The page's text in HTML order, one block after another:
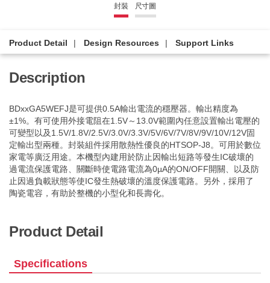
封裝 尺寸圖
Product Detail Design Resources Support Links
Description
BDxxGA5WEFJ是可提供0.5A輸出電流的穩壓器。輸出精度為
±1%。有可使用外接電阻在1.5V～13.0V範圍內任意設置輸出電壓的
可變型以及1.5V/1.8V/2.5V/3.0V/3.3V/5V/6V/7V/8V/9V/10V/12V固
定輸出型兩種。封裝組件採用散熱性優良的HTSOP-J8。可用於數位
家電等廣泛用途。本機型內建用於防止因輸出短路等發生IC破壞的
過電流保護電路、關斷時使電路電流為0µA的ON/OFF開關、以及防
止因過負載狀態等使IC發生熱破壞的溫度保護電路。另外，採用了
陶瓷電容，有助於整機的小型化和長壽化。
Product Detail
Specifications